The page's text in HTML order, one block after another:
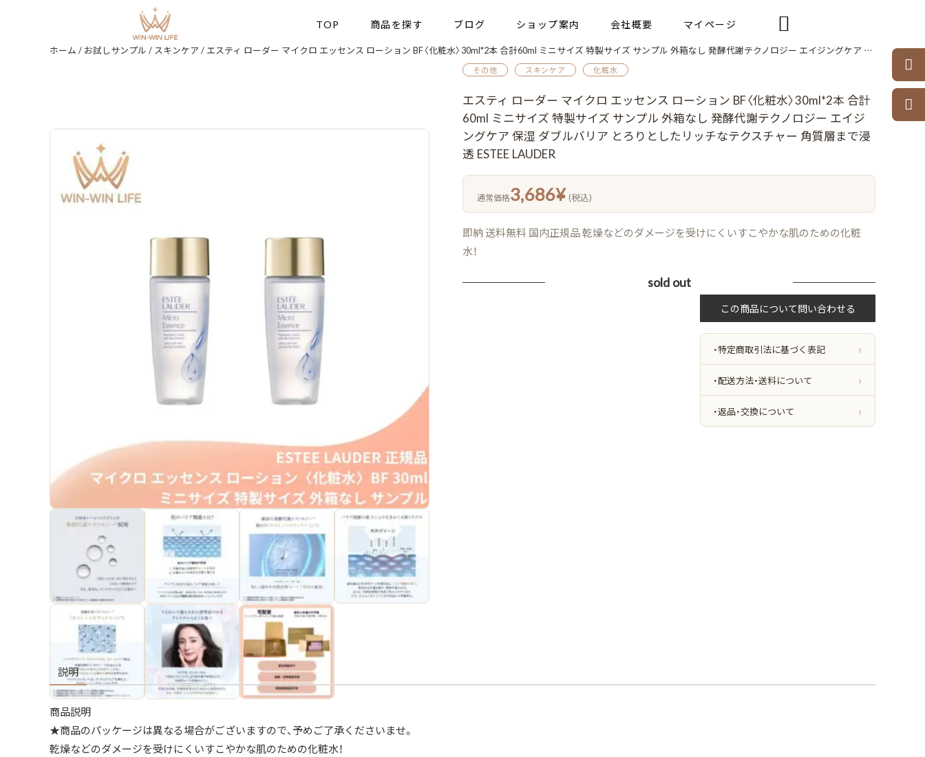
TOP 商品を探す ブログ ショップ案内 会社概要 マイページ 
ホーム / お試しサンプル / スキンケア / エスティ ローダー マイクロ エッセンス ローション BF〈化粧水〉30ml*2本 合計60ml ミニサイズ 特製サイズ サンプル 外箱なし 発酵代謝テクノロジー エイジングケア 保湿 ダブルバリア とろりとしたリッチなテクスチャー 角質層まで浸透 ESTEE LAUDER
その他 スキンケア 化粧水
エスティ ローダー マイクロ エッセンス ローション BF〈化粧水〉30ml*2本 合計
60ml ミニサイズ 特製サイズ サンプル 外箱なし 発酵代謝テクノロジー エイジ
ングケア 保湿 ダブルバリア とろりとしたリッチなテクスチャー 角質層まで浸
透 ESTEE LAUDER
通常価格3,686¥ (税込)
即納 送料無料 国内正規品 乾燥などのダメージを受けにくいすこやかな肌のための化粧
水！
sold out
・特定商取引法に基づく表記
・配送方法・送料について
・返品・交換について
説明
商品説明
★商品のパッケージは異なる場合がございますので、予めご了承くださいませ。
乾燥などのダメージを受けにくいすこやかな肌のための化粧水！

